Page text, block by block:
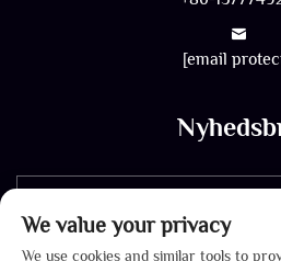
[email
We value your privacy
We use cookies and similar tools to